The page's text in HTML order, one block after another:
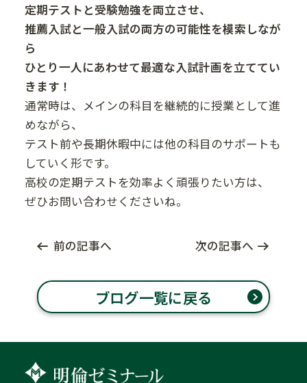
定期テストと受験勉強を両立させ、
推薦入試と一般入試の両方の可能性を模索しなが
ら
ひとり一人にあわせて最適な入試計画を立ててい
きます！
通常時は、メインの科目を継続的に授業として進
めながら、
テスト前や長期休暇中には他の科目のサポートも
していく形です。
高校の定期テストを効率よく頑張りたい方は、
ぜひお問い合わせくださいね。
前の記事へ 次の記事へ
ブログ一覧に戻る